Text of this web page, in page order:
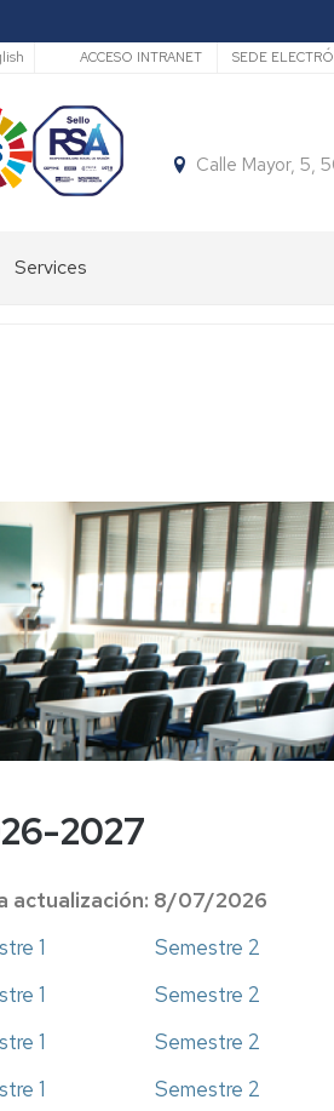
Secundario
ACCESO INTRANET SEDE
Calle Mayor, 5,
Services
2027
actualización: 8/07/2026
1
Semestre 2
1
Semestre 2
1
Semestre 2
1
Semestre 2